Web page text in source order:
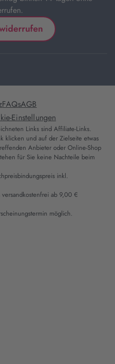
FAQsAGB
Einstellungen
Links sind Affiliate-Links.
klicken und auf der Zielseite etwas
Anbieter oder Online-Shop
für Sie keine Nachteile beim
inkl.
ab 9,00 €
möglich.